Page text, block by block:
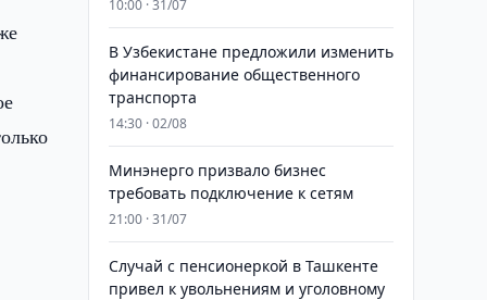
10:00 · 31/07
В Узбекистане предложили изменить
финансирование общественного
транспорта
14:30 · 02/08
Минэнерго призвало бизнес
требовать подключение к сетям
21:00 · 31/07
Случай с пенсионеркой в Ташкенте
привел к увольнениям и уголовному